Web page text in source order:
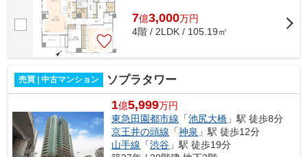
7億3,000万円
4階 / 2LDK / 105.19㎡
売買 | 中古マンション ソプラタワー
1億5,999万円
東急田園都市線 「池尻大橋 」駅 徒歩8分
京王井の頭線 「神泉 」駅 徒歩12分
山手線 「渋谷 」駅 徒歩19分